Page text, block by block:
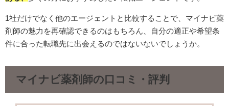
1社だけでなく他のエージェントと比較することで、マイナビ薬
剤師の魅力を再確認できるのはもちろん、自分の適正や希望条
件に合った転職先に出会えるのではないないでしょうか。
マイナビ薬剤師の口コミ・評判